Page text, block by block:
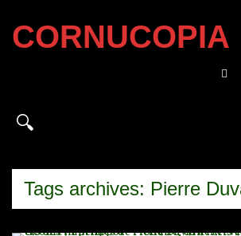
CORNUCOPIA
Tags archives: Pierre